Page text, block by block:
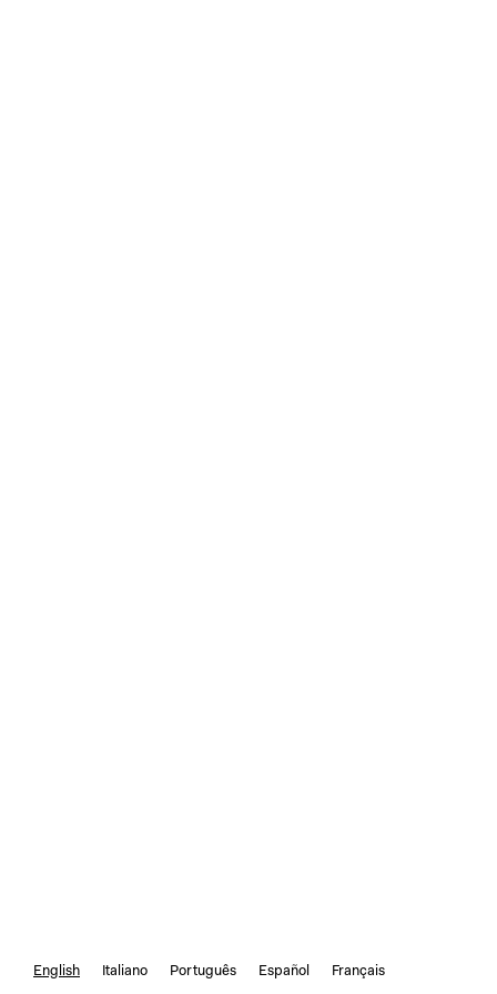
English Italiano Português Español Français